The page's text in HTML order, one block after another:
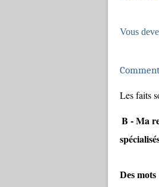
Vous
Les faits
B - Ma
Des mots